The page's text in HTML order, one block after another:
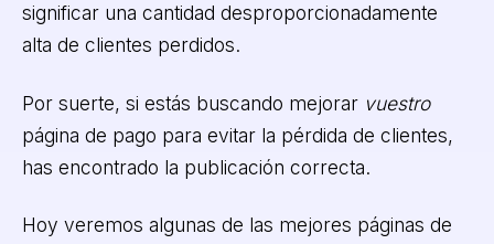
significar una cantidad desproporcionadamente
alta de clientes perdidos.
Por suerte, si estás buscando mejorar vuestro
página de pago para evitar la pérdida de clientes,
has encontrado la publicación correcta.
Hoy veremos algunas de las mejores páginas de